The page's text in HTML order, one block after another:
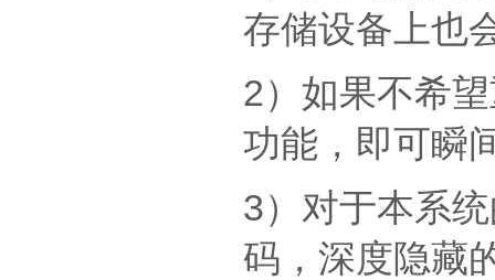
存储设备上也
2）如果不希
功能，即可瞬
3）对于本系
码，深度隐藏